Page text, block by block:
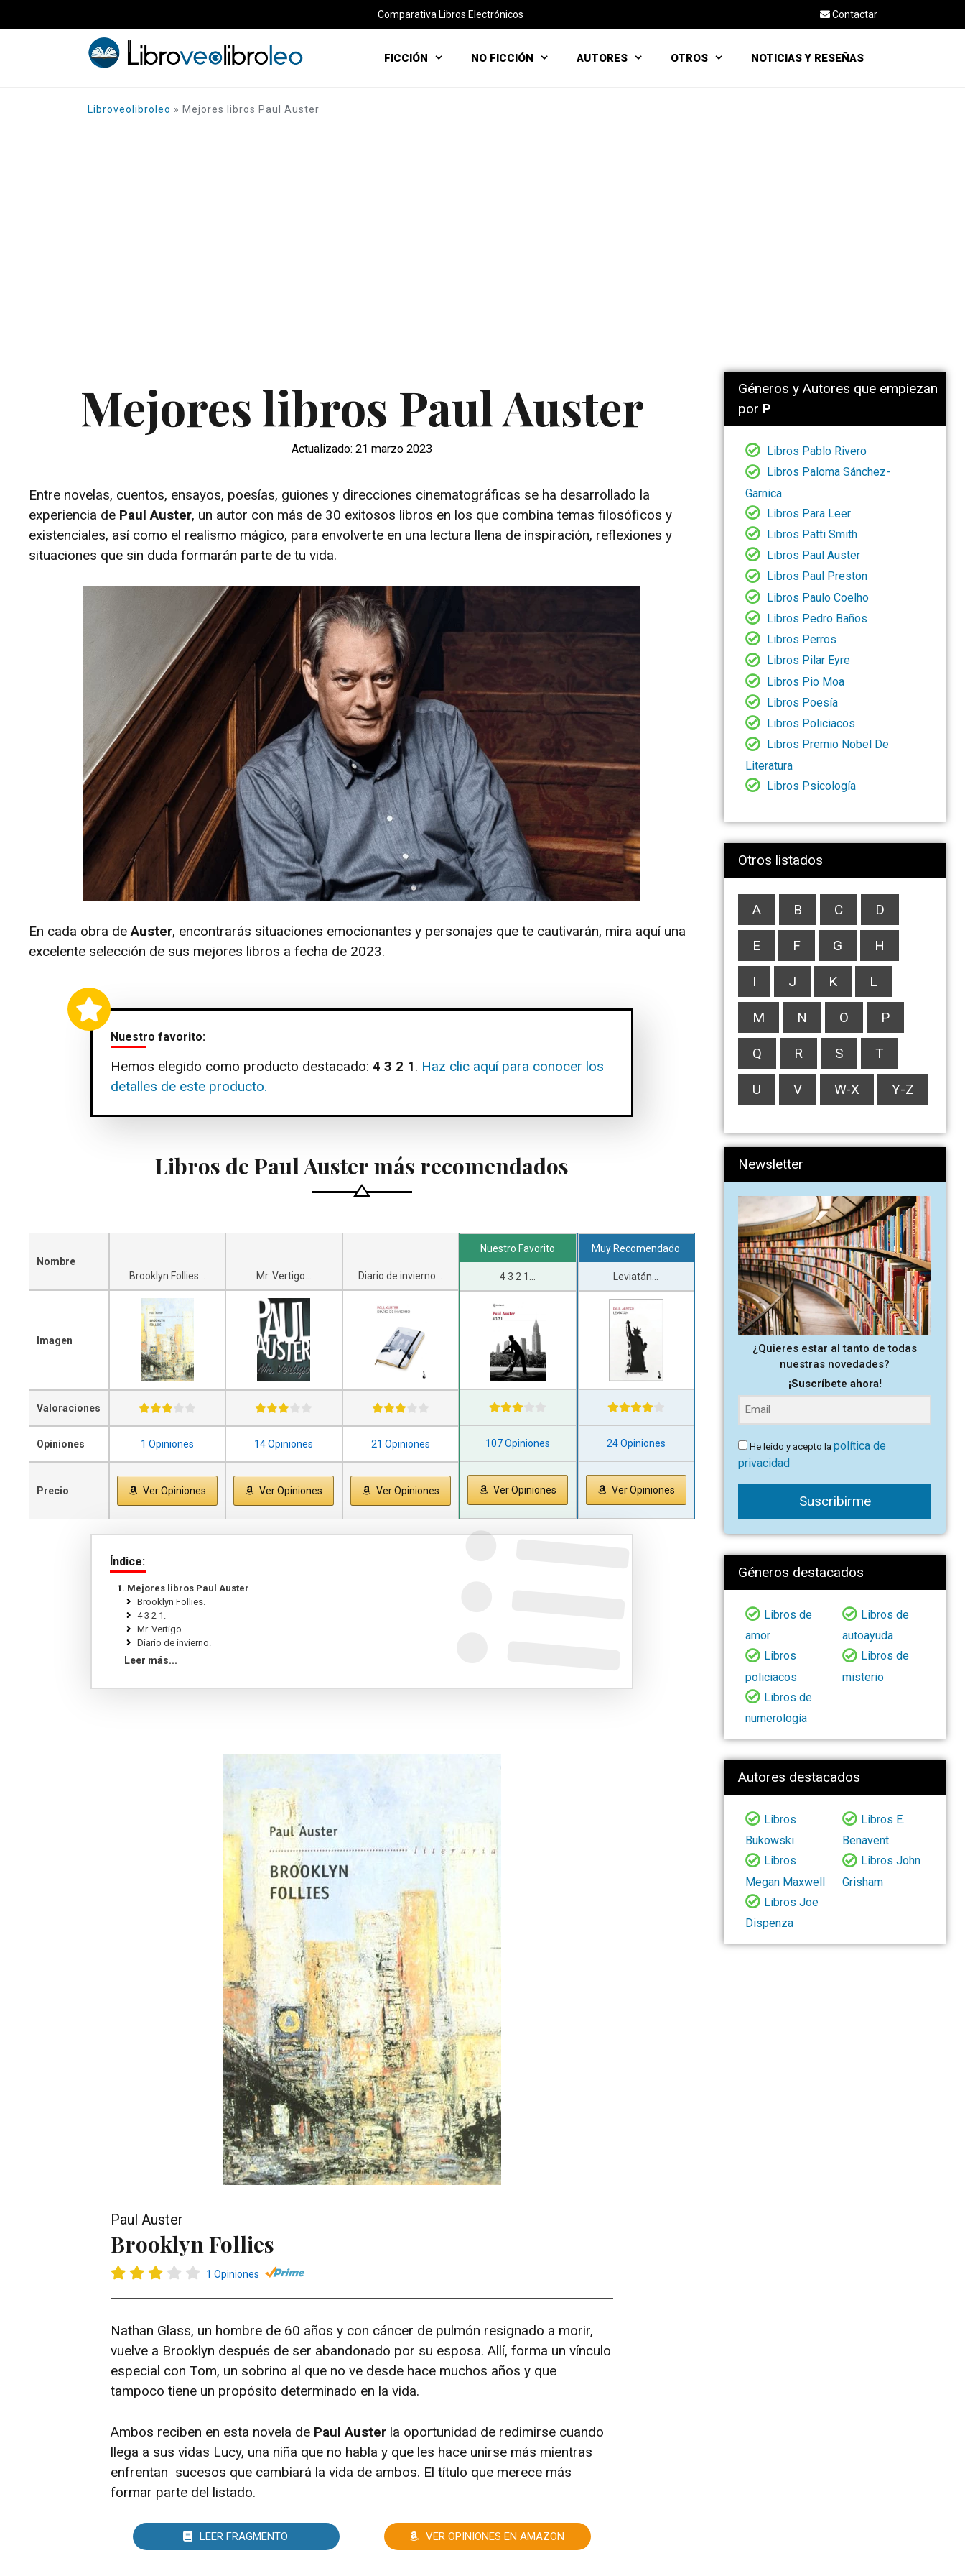
al
Comparativa Libros Electrónicos Contactar
FICCIÓN NO FICCIÓN AUTORES OTROS NOTICIAS Y RESEÑAS
Libroveolibroleo » Mejores libros Paul Auster
Mejores libros Paul Auster
Actualizado: 21 marzo 2023
Entre novelas, cuentos, ensayos, poesías, guiones y direcciones cinematográficas se ha desarrollado la
experiencia de Paul Auster, un autor con más de 30 exitosos libros en los que combina temas filosóficos y
existenciales, así como el realismo mágico, para envolverte en una lectura llena de inspiración, reflexiones y
situaciones que sin duda formarán parte de tu vida.
En cada obra deAuster, encontrarás situaciones emocionantes y personajes que te cautivarán, mira aquí una
excelente selección de sus mejores libros a fecha de 2023.
Nuestro favorito:
Hemos elegido como producto destacado: 4 3 2 1. Haz clic aquí para conocer los
detalles de este producto.
Libros de Paul Auster más recomendados
Nombre
Imagen
Valoraciones
Opiniones
Precio
Brooklyn Follies...
1 Opiniones
Ver Opiniones
Mr. Vertigo...
14 Opiniones
Ver Opiniones
Diario de invierno...
21 Opiniones
Ver Opiniones
Nuestro Favorito
4 3 2 1...
107 Opiniones
Ver Opiniones
Muy Recomendado
Leviatán...
24 Opiniones
Ver Opiniones
Índice:
Mejores libros Paul Auster
Brooklyn Follies.
4 3 2 1.
Mr. Vertigo.
Diario de invierno.
El libro de las ilusiones.
Leer más...
Paul Auster
Brooklyn Follies
1 Opiniones
Nathan Glass, un hombre de 60 años y con cáncer de pulmón resignado a morir,
vuelve a Brooklyn después de ser abandonado por su esposa. Allí, forma un vínculo
especial con Tom, un sobrino al que no ve desde hace muchos años y que
tampoco tiene un propósito determinado en la vida.
Ambos reciben en esta novela de Paul Auster la oportunidad de redimirse cuando
llega a sus vidas Lucy, una niña que no habla y que les hace unirse más mientras
enfrentan sucesos que cambiará la vida de ambos. El título que merece más
formar parte del listado.
LEER FRAGMENTO VER OPINIONES EN AMAZON
Géneros y Autores que empiezan
por P
Libros Pablo Rivero
Libros Paloma Sánchez-
Garnica
Libros Para Leer
Libros Patti Smith
Libros Paul Auster
Libros Paul Preston
Libros Paulo Coelho
Libros Pedro Baños
Libros Perros
Libros Pilar Eyre
Libros Pio Moa
Libros Poesía
Libros Policiacos
Libros Premio Nobel De
Literatura
Libros Psicología
Otros listados
A B C D
E F G H
I J K L
M N O P
Q R S T
U V W-X Y-Z
Newsletter
¿Quieres estar al tanto de todas
nuestras novedades?
¡Suscríbete ahora!
He leído y acepto la política de
privacidad
Suscribirme
Géneros destacados
Libros de
amor
Libros de
autoayuda
Libros
policiacos
Libros de
misterio
Libros de
numerología
Autores destacados
Libros
Bukowski
Libros E.
Benavent
Libros
Megan Maxwell
Libros John
Grisham
Libros Joe
Dispenza